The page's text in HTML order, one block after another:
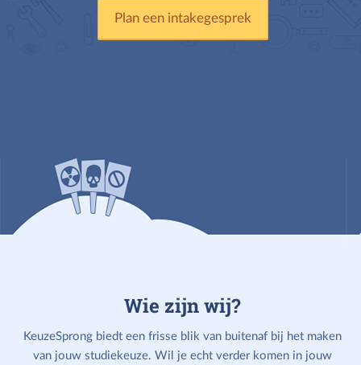
Plan een intakegesprek
Wie zijn wij?
KeuzeSprong biedt een frisse blik van buitenaf bij het maken
van jouw studiekeuze. Wil je echt verder komen in jouw